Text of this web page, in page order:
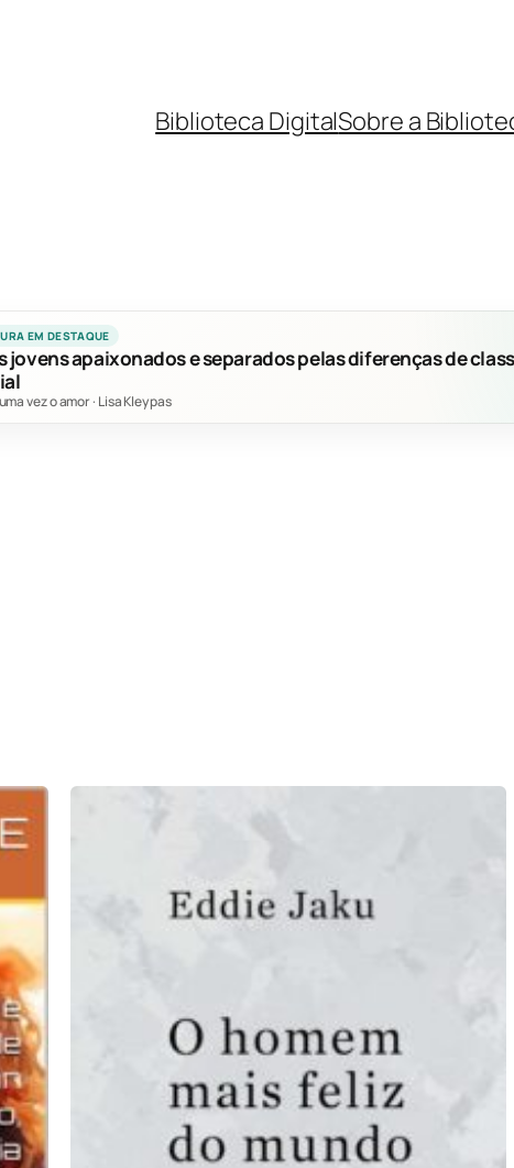
Biblioteca DigitalSobre a
EM DESTAQUE
jovens apaixonados e separados pelas diferenças de
vez o amor · Lisa Kleypas